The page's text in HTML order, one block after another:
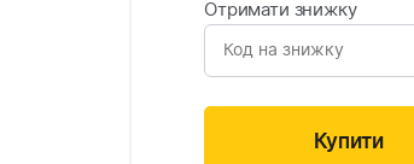
Отримати знижку